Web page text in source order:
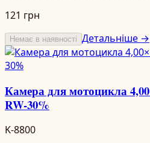
121 грн
Немає в наявності Детальніше →
Камера для мотоцикла
RW-30%
K-8800